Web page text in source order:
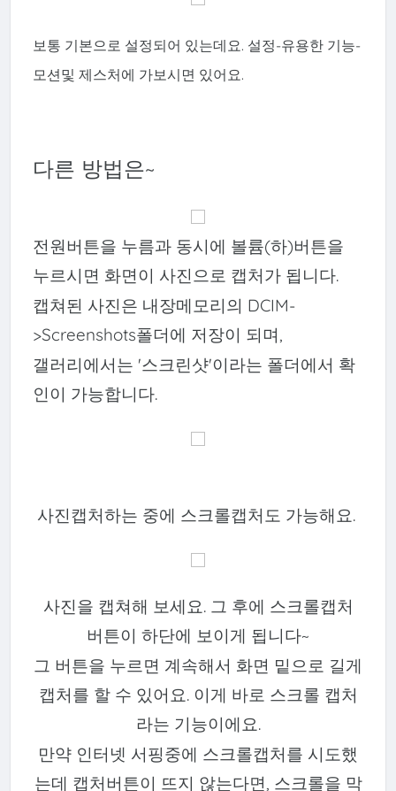
보통 기본으로 설정되어 있는데요. 설정-유용한 기능-
모션및 제스처에 가보시면 있어요.
다른 방법은~
전원버튼을 누름과 동시에 볼륨(하)버튼을
누르시면 화면이 사진으로 캡처가 됩니다.
캡쳐된 사진은 내장메모리의 DCIM-
>Screenshots폴더에 저장이 되며,
갤러리에서는 '스크린샷'이라는 폴더에서 확
인이 가능합니다.
사진캡처하는 중에 스크롤캡처도 가능해요.
사진을 캡쳐해 보세요. 그 후에 스크롤캡처
버튼이 하단에 보이게 됩니다~
그 버튼을 누르면 계속해서 화면 밑으로 길게
캡처를 할 수 있어요. 이게 바로 스크롤 캡처
라는 기능이에요.
만약 인터넷 서핑중에 스크롤캡처를 시도했
는데 캡처버튼이 뜨지 않는다면, 스크롤을 막